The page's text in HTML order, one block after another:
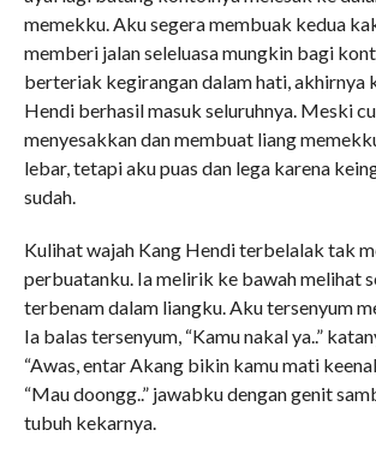
memekku. Aku segera membuak kedua
memberi jalan seleluasa mungkin bagi
berteriak kegirangan dalam hati, akhirnya
Hendi berhasil masuk seluruhnya. Meski
menyesakkan dan membuat liang
lebar, tetapi aku puas dan lega karena
sudah.
Kulihat wajah Kang Hendi terbelalak tak
perbuatanku. Ia melirik ke bawah melihat
terbenam dalam liangku. Aku tersenyum
Ia balas tersenyum, “Kamu nakal ya..”
“Awas, entar Akang bikin kamu mati
“Mau doongg..” jawabku dengan genit
tubuh kekarnya.